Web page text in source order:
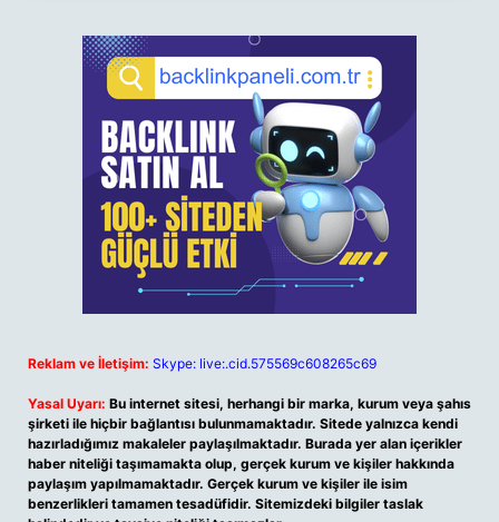
Reklam ve İletişim: Skype: live:.cid.575569c608265c69
Yasal Uyarı: Bu internet sitesi, herhangi bir marka, kurum veya şahıs
şirketi ile hiçbir bağlantısı bulunmamaktadır. Sitede yalnızca kendi
hazırladığımız makaleler paylaşılmaktadır. Burada yer alan içerikler
haber niteliği taşımamakta olup, gerçek kurum ve kişiler hakkında
paylaşım yapılmamaktadır. Gerçek kurum ve kişiler ile isim
benzerlikleri tamamen tesadüfidir. Sitemizdeki bilgiler taslak